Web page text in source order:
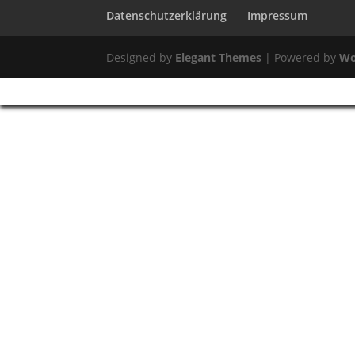
Datenschutzerklärung Impressum
Designed by Elegant Themes | Powered by